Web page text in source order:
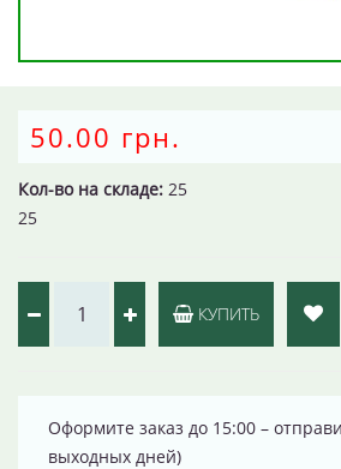
50.00 грн.
Кол-во на складе: 25
25
КУПИТЬ
Оформите заказ до 15:00 –
выходных дней)